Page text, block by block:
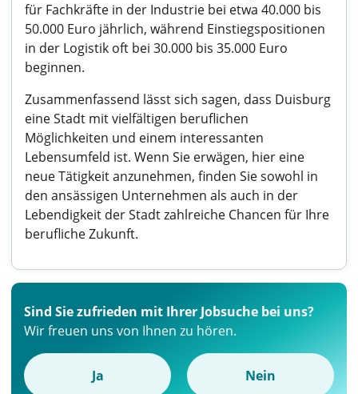
für Fachkräfte in der Industrie bei etwa 40.000 bis
50.000 Euro jährlich, während Einstiegspositionen
in der Logistik oft bei 30.000 bis 35.000 Euro
beginnen.
Zusammenfassend lässt sich sagen, dass Duisburg
eine Stadt mit vielfältigen beruflichen
Möglichkeiten und einem interessanten
Lebensumfeld ist. Wenn Sie erwägen, hier eine
neue Tätigkeit anzunehmen, finden Sie sowohl in
den ansässigen Unternehmen als auch in der
Lebendigkeit der Stadt zahlreiche Chancen für Ihre
berufliche Zukunft.
Sind Sie zufrieden mit Ihrer Jobsuche bei uns?
Wir freuen uns von Ihnen zu hören.
Ja Nein